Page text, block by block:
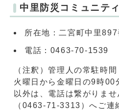
中里防災コミュニテ
所在地：二宮町中里897
電話：0463-70-1539
（注釈）管理人の常駐時
火曜日から金曜日の9時00
以外は、電話は繋がりま
（0463-71-3313）へご連